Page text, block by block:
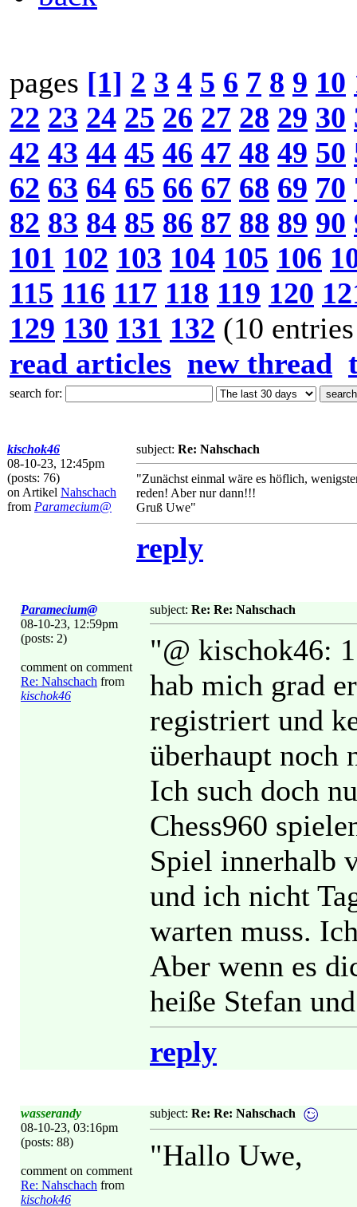
pages [1] 2 3 4 5 6 7 8 9 10
22 23 24 25 26 27 28 29 30
42 43 44 45 46 47 48 49 50
62 63 64 65 66 67 68 69 70
82 83 84 85 86 87 88 89 90
101 102 103 104 105 106
115 116 117 118 119 120
129 130 131 132 (10
read articles new thread
search for:
kischok46
08-10-23, 12:45pm
(posts: 76)
on Artikel Nahschach
from Paramecium@
subject: Re: Nahschach
"Zunächst einmal wäre es höflich,
reden! Aber nur dann!!!
Gruß Uwe"
reply
Paramecium@
08-10-23, 12:59pm
(posts: 2)
comment on comment
Re: Nahschach from
kischok46
subject: Re: Re: Nahschach
"@ kischok46:
hab mich grad
registriert und
überhaupt noch
Ich such doch
Chess960
Spiel innerhalb
und ich nicht
warten muss.
Aber wenn es
heiße Stefan
reply
wasserandy
08-10-23, 03:16pm
(posts: 88)
comment on comment
Re: Nahschach from
kischok46
subject: Re: Re: Nahschach
"Hallo Uwe,